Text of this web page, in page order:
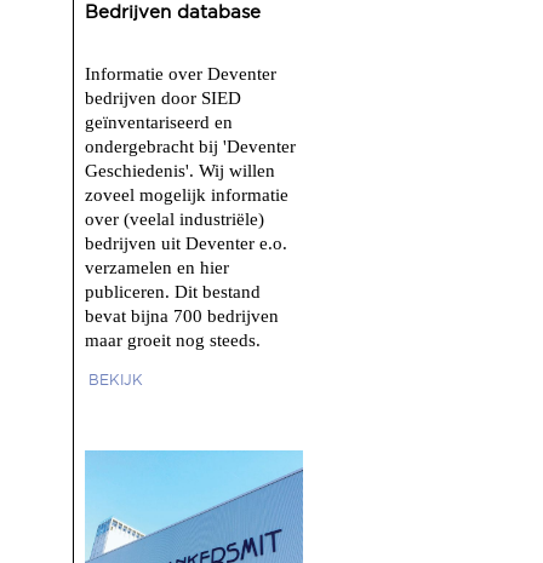
Bedrijven database
Informatie over Deventer
bedrijven door SIED
geïnventariseerd en
ondergebracht bij 'Deventer
Geschiedenis'. Wij willen
zoveel mogelijk informatie
over (veelal industriële)
bedrijven uit Deventer e.o.
verzamelen en hier
publiceren. Dit bestand
bevat bijna 700 bedrijven
maar groeit nog steeds.
BEKIJK